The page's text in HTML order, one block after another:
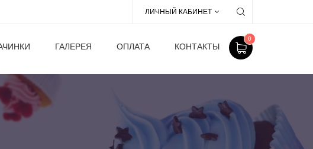
ЛИЧНЫЙ КАБИНЕТ
ГАЛЕРЕЯ ОПЛАТА КОНТАКТЫ
0